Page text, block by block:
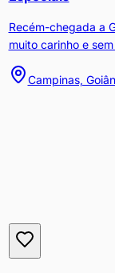
Recém-chegada a
muito carinho e
Campinas,